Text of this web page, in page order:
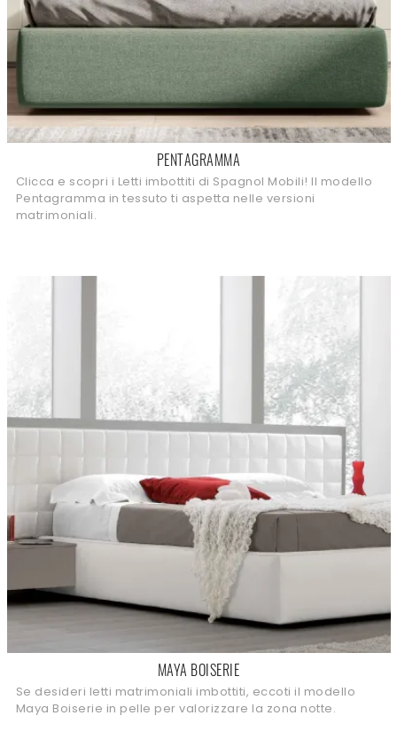
PENTAGRAMMA
Clicca e scopri i Letti imbottiti di Spagnol Mobili! Il modello
Pentagramma in tessuto ti aspetta nelle versioni
matrimoniali.
MAYA BOISERIE
Se desideri letti matrimoniali imbottiti, eccoti il modello
Maya Boiserie in pelle per valorizzare la zona notte.